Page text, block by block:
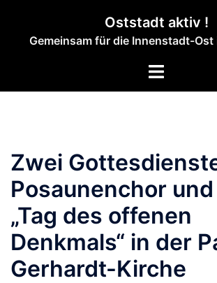
springen
Oststadt aktiv !
Gemeinsam für die Innenstadt-
Menü
Zwei
Posaunenchor
„Tag des offenen
Denkmals“ in der
Gerhardt-Kirche